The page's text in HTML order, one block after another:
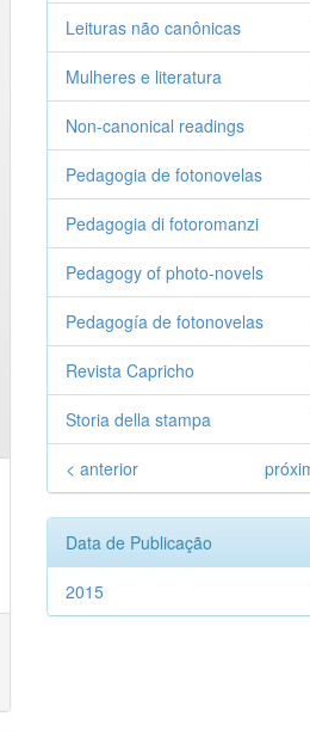
Leituras não canônicas
Mulheres e literatura
Non-canonical readings
Pedagogia de fotonovelas
Pedagogia di fotoromanzi
Pedagogy of photo-novels
Pedagogía de fotonovelas
Revista Capricho
Storia della stampa
< anterior
Data de Publicação
2015